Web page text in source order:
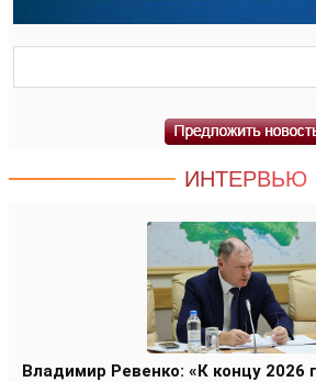
ИНТЕРВЬЮ
Владимир Ревенко: «К концу 2026